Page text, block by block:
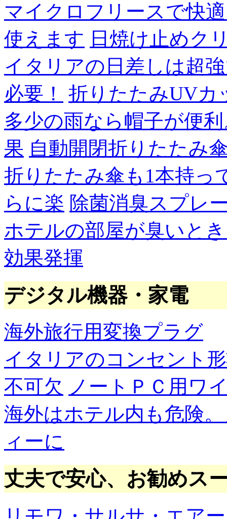
マイクロフリースで快
使えます 日焼け止めク
イタリアの日差しは超
必要！
折りたたみUVカ
多少の雨なら帽子が便
果 自動開閉折りたたみ
折りたたみ傘も1本持っ
らに楽 除菌消臭スプレ
ホテルの部屋が臭いと
効果発揮
デジタル機器・家電
海外旅行用変換プラグ
イタリアのコンセント
不可欠 ノートＰＣ用ワ
海外はホテル内も危険
ィーに
丈夫で安心、お勧めス